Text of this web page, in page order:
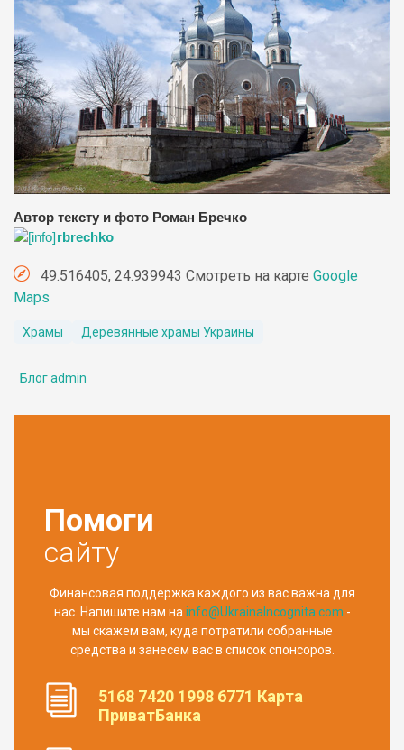
Автор тексту и фото Роман Бречко
rbrechko
49.516405, 24.939943 Смотреть на карте Google
Maps
Храмы Деревянные храмы Украины
Блог admin
Помоги
сайту
Финансовая поддержка каждого из вас важна для
нас. Напишите нам на info@UkrainaIncognita.com -
мы скажем вам, куда потратили собранные
средства и занесем вас в список спонсоров.
5168 7420 1998 6771 Карта
ПриватБанка